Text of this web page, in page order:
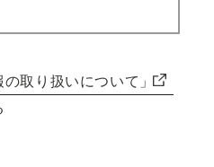
の取り扱いについて」